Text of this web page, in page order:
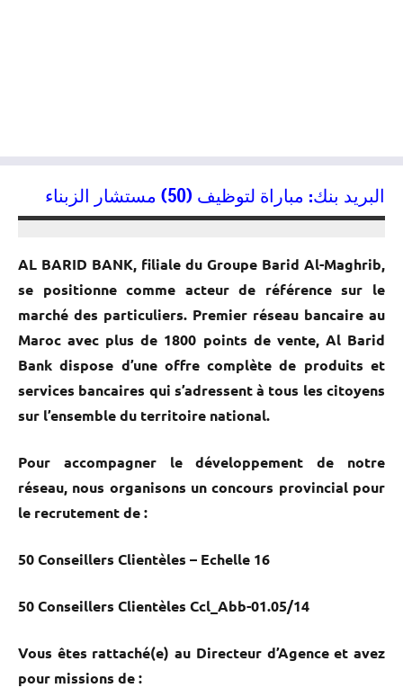
البريد بنك: مباراة لتوظيف (50) مستشار الزبناء
AL BARID BANK, filiale du Groupe Barid Al-Maghrib,
se positionne comme acteur de référence sur le
marché des particuliers. Premier réseau bancaire au
Maroc avec plus de 1800 points de vente, Al Barid
Bank dispose d’une offre complète de produits et
services bancaires qui s’adressent à tous les citoyens
sur l’ensemble du territoire national.
Pour accompagner le développement de notre
réseau, nous organisons un concours provincial pour
le recrutement de :
50 Conseillers Clientèles – Echelle 16
50 Conseillers Clientèles Ccl_Abb-01.05/14
Vous êtes rattaché(e) au Directeur d’Agence et avez
pour missions de :